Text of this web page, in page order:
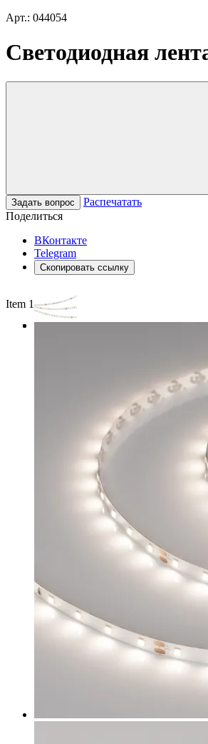
Арт.: 044054
Светодиодная
Задать вопрос
Распечатать
Поделиться
ВКонтакте
Telegram
Скопировать ссылку
Item 1 of 3